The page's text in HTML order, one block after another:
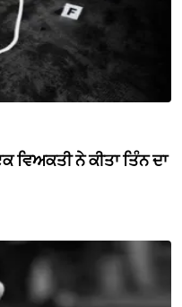
ਵਿਅਕਤੀ ਨੇ ਕੀਤਾ ਤਿੰਨ ਦਾ